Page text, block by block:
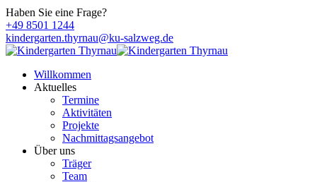
Haben Sie eine Frage?
+49 8501 1244
kindergarten.thyrnau@ku-salzweg.de
Willkommen
Aktuelles
Termine
Aktivitäten
Projekte
Nachmittagsangebot
Über uns
Träger
Team